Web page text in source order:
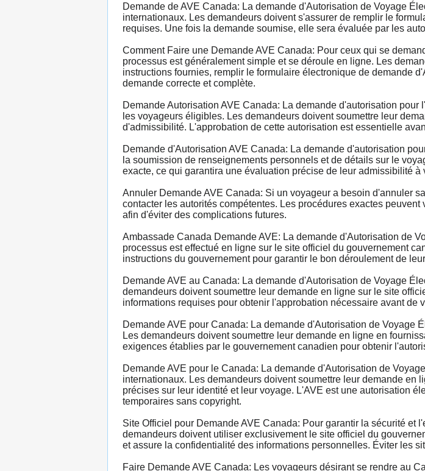
Demande de AVE Canada: La demande d'Autorisation de Voyage
internationaux. Les demandeurs doivent s'assurer de remplir le
requises. Une fois la demande soumise, elle sera évaluée par les
Comment Faire une Demande AVE Canada: Pour ceux qui se
processus est généralement simple et se déroule en ligne. Les
instructions fournies, remplir le formulaire électronique de demande
demande correcte et complète.
Demande Autorisation AVE Canada: La demande d'autorisation
les voyageurs éligibles. Les demandeurs doivent soumettre leur
d'admissibilité. L'approbation de cette autorisation est essentielle
Demande d'Autorisation AVE Canada: La demande d'autorisation
la soumission de renseignements personnels et de détails sur le
exacte, ce qui garantira une évaluation précise de leur admissibilité à
Annuler Demande AVE Canada: Si un voyageur a besoin d'annuler
contacter les autorités compétentes. Les procédures exactes
afin d'éviter des complications futures.
Ambassade Canada Demande AVE: La demande d'Autorisation de
processus est effectué en ligne sur le site officiel du gouvernement
instructions du gouvernement pour garantir le bon déroulement de
Demande AVE au Canada: La demande d'Autorisation de Voyage
demandeurs doivent soumettre leur demande en ligne sur le site
informations requises pour obtenir l'approbation nécessaire avant de
Demande AVE pour Canada: La demande d'Autorisation de Voyage
Les demandeurs doivent soumettre leur demande en ligne en
exigences établies par le gouvernement canadien pour obtenir
Demande AVE pour le Canada: La demande d'Autorisation de
internationaux. Les demandeurs doivent soumettre leur demande
précises sur leur identité et leur voyage. L'AVE est une autorisation
temporaires sans copyright.
Site Officiel pour Demande AVE Canada: Pour garantir la sécurité
demandeurs doivent utiliser exclusivement le site officiel du
et assure la confidentialité des informations personnelles. Éviter les
Faire Demande AVE Canada: Les voyageurs désirant se rendre au